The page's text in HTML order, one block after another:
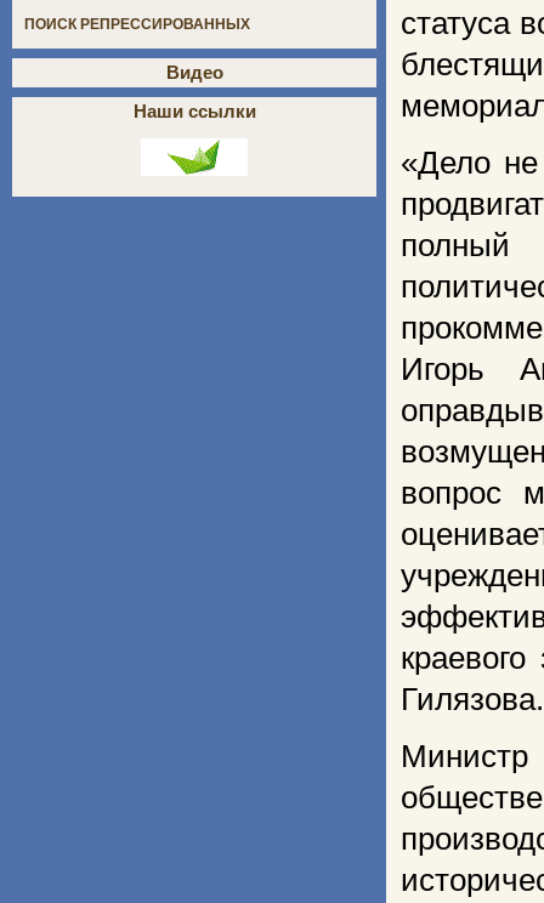
статуса
«Дело
полный
Игорь
вопрос
Гилязова.
Министр
ПОИСК РЕПРЕССИРОВАННЫХ
Видео
Наши ссылки